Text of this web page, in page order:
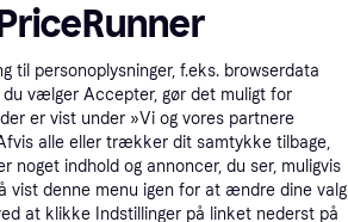
Promoveret
685 kr.
Eller 228 kr./md.
til personoplysninger, f.eks. browserdata
vælger Accepter, gør det muligt for
er vist under »Vi og vores partnere
alle eller trækker dit samtykke tilbage,
indhold og annoncer, du ser, muligvis
vist denne menu igen for at ændre dine valg
at klikke Indstillinger på linket nederst på